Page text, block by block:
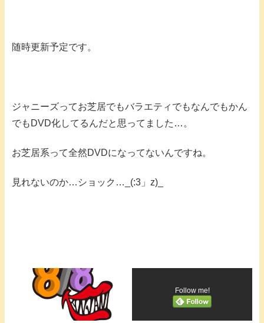
随時更新予定です。
ジャニーズってお芝居でもバラエティでもなんでもかん
でもDVD化してるんだと思ってました…。
お芝居系って全然DVDになってないんですね。
見れないのか…ショック…_(:3」z)_
Follow me!